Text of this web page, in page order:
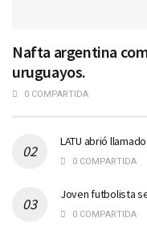
Nafta argentina
uruguayos.
0 COMPARTIDA
LATU abrió
0 COMPARTIDA
Joven futbolista
0 COMPARTIDA